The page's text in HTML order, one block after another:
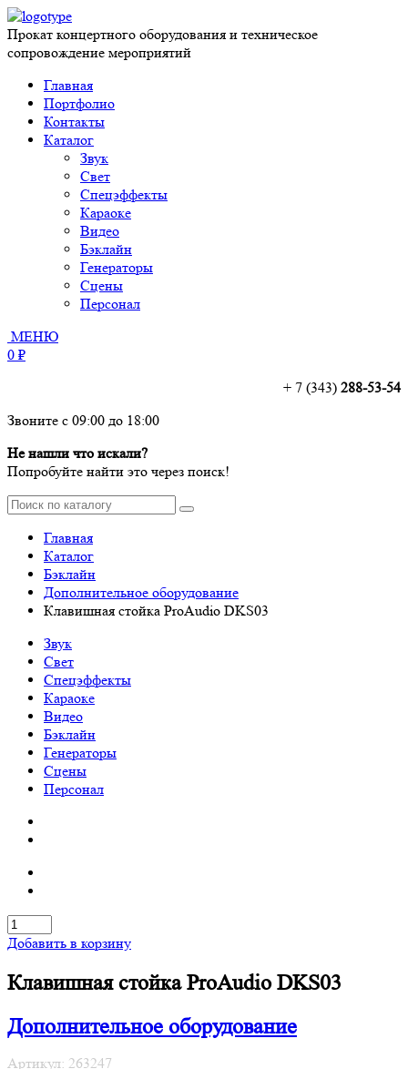
Прокат концертного оборудования и техническое
сопровождение мероприятий
Главная
Портфолио
Контакты
Каталог
Звук
Свет
Спецэффекты
Караоке
Видео
Бэклайн
Генераторы
Сцены
Персонал
МЕНЮ
0 ₽
+ 7 (343) 288-53-54
Звоните с 09:00 до 18:00
Не нашли что искали?
Попробуйте найти это через поиск!
Главная
Каталог
Бэклайн
Дополнительное оборудование
Клавишная стойка ProAudio DKS03
Звук
Свет
Спецэффекты
Караоке
Видео
Бэклайн
Генераторы
Сцены
Персонал
Добавить в корзину
Клавишная стойка ProAudio DKS03
Дополнительное оборудование
Артикул: 263247